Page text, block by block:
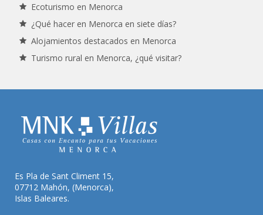
Ecoturismo en Menorca
¿Qué hacer en Menorca en siete días?
Alojamientos destacados en Menorca
Turismo rural en Menorca, ¿qué visitar?
Es Pla de Sant Climent 15,
07712 Mahón, (Menorca),
Islas Baleares.